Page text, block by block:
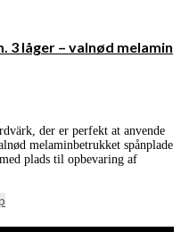
3 låger – valnød melamin
der er perfekt at anvende
melaminbetrukket spånplade
plads til opbevaring af